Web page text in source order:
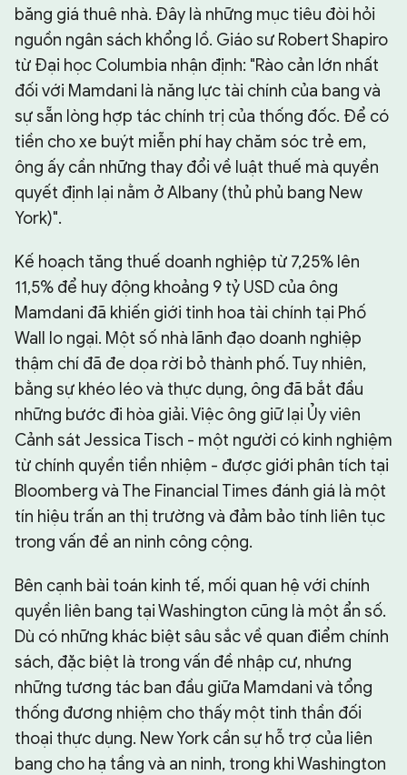
băng giá thuê nhà. Đây là những mục tiêu đòi hỏi
nguồn ngân sách khổng lồ. Giáo sư Robert Shapiro
từ Đại học Columbia nhận định: "Rào cản lớn nhất
đối với Mamdani là năng lực tài chính của bang và
sự sẵn lòng hợp tác chính trị của thống đốc. Để có
tiền cho xe buýt miễn phí hay chăm sóc trẻ em,
ông ấy cần những thay đổi về luật thuế mà quyền
quyết định lại nằm ở Albany (thủ phủ bang New
York)".
Kế hoạch tăng thuế doanh nghiệp từ 7,25% lên
11,5% để huy động khoảng 9 tỷ USD của ông
Mamdani đã khiến giới tinh hoa tài chính tại Phố
Wall lo ngại. Một số nhà lãnh đạo doanh nghiệp
thậm chí đã đe dọa rời bỏ thành phố. Tuy nhiên,
bằng sự khéo léo và thực dụng, ông đã bắt đầu
những bước đi hòa giải. Việc ông giữ lại Ủy viên
Cảnh sát Jessica Tisch - một người có kinh nghiệm
từ chính quyền tiền nhiệm - được giới phân tích tại
Bloomberg và The Financial Times đánh giá là một
tín hiệu trấn an thị trường và đảm bảo tính liên tục
trong vấn đề an ninh công cộng.
Bên cạnh bài toán kinh tế, mối quan hệ với chính
quyền liên bang tại Washington cũng là một ẩn số.
Dù có những khác biệt sâu sắc về quan điểm chính
sách, đặc biệt là trong vấn đề nhập cư, nhưng
những tương tác ban đầu giữa Mamdani và tổng
thống đương nhiệm cho thấy một tinh thần đối
thoại thực dụng. New York cần sự hỗ trợ của liên
bang cho hạ tầng và an ninh, trong khi Washington